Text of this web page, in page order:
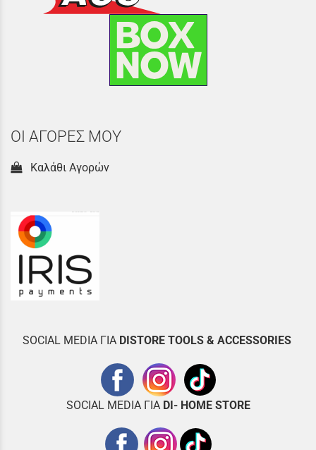
ΟΙ ΑΓΟΡΕΣ ΜΟΥ
Καλάθι Αγορών
SOCIAL MEDIA ΓΙΑ DISTORE TOOLS & ACCESSORIES
SOCIAL MEDIA ΓΙΑ DI- HOME STORE